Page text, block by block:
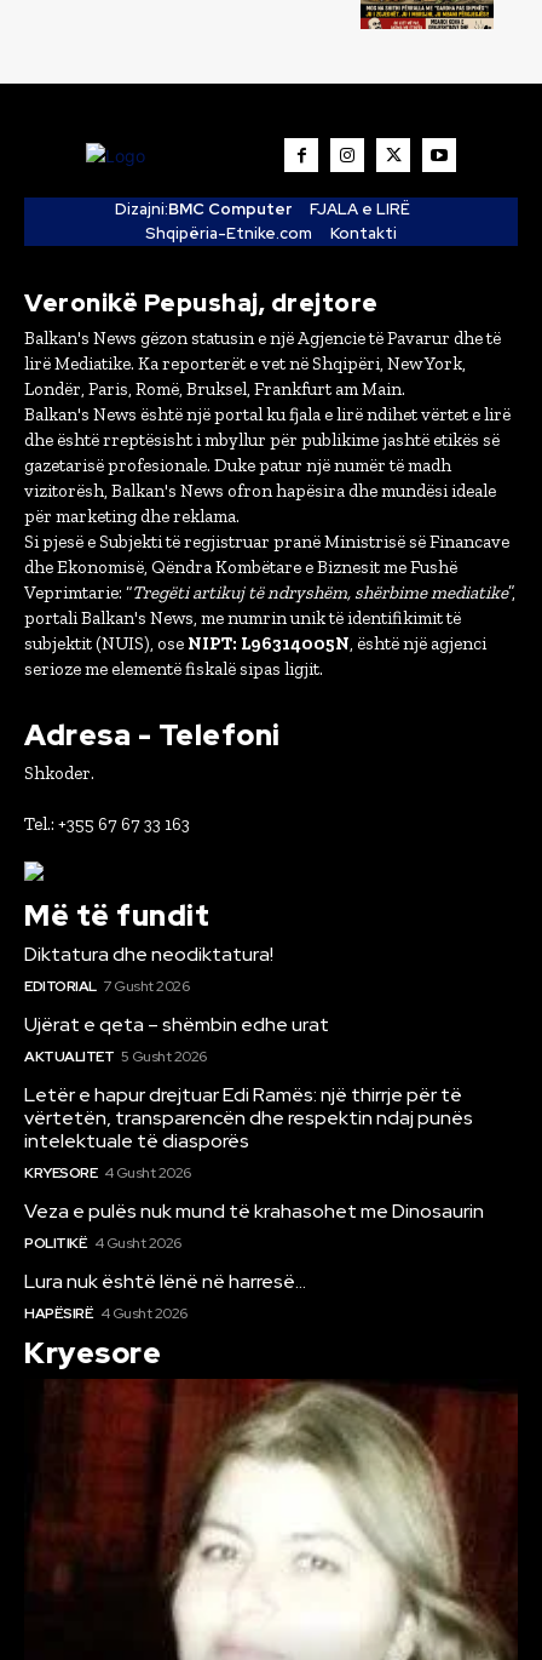
Dizajni:BMC Computer
FJALA e LIRË
Shqipëria-Etnike.com
Kontakti
Veronikë Pepushaj, drejtore
Balkan's News gëzon statusin e një Agjencie të Pavarur dhe të
lirë Mediatike. Ka reporterët e vet në Shqipëri, New York,
Londër, Paris, Romë, Bruksel, Frankfurt am Main.
Balkan's News është një portal ku fjala e lirë ndihet vërtet e lirë
dhe është rreptësisht i mbyllur për publikime jashtë etikës së
gazetarisë profesionale. Duke patur një numër të madh
vizitorësh, Balkan's News ofron hapësira dhe mundësi ideale
për marketing dhe reklama.
Si pjesë e Subjekti të regjistruar pranë Ministrisë së Financave
dhe Ekonomisë, Qëndra Kombëtare e Biznesit me Fushë
Veprimtarie: “Tregëti artikuj të ndryshëm, shërbime mediatike”,
portali Balkan's News, me numrin unik të identifikimit të
subjektit (NUIS), ose NIPT: L96314005N, është një agjenci
serioze me elementë fiskalë sipas ligjit.
Adresa - Telefoni
Shkoder.
Tel.: +355 67 67 33 163
Më të fundit
Diktatura dhe neodiktatura!
EDITORIAL 7 Gusht 2026
Ujërat e qeta – shëmbin edhe urat
AKTUALITET 5 Gusht 2026
Letër e hapur drejtuar Edi Ramës: një thirrje për të
vërtetën, transparencën dhe respektin ndaj punës
intelektuale të diasporës
KRYESORE 4 Gusht 2026
Veza e pulës nuk mund të krahasohet me Dinosaurin
POLITIKË 4 Gusht 2026
Lura nuk është lënë në harresë…
HAPËSIRË 4 Gusht 2026
Kryesore